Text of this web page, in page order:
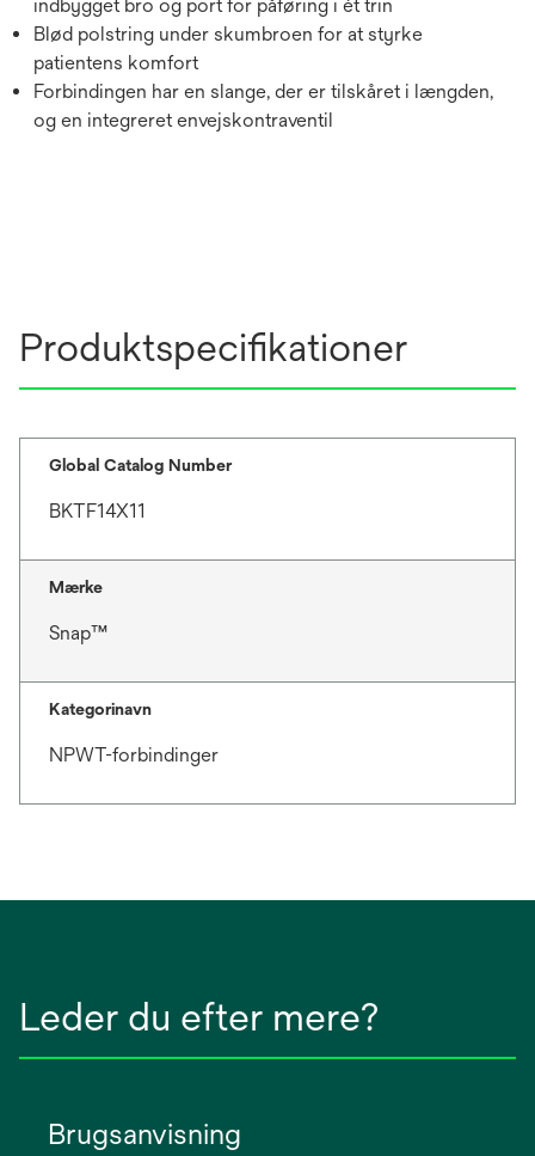
indbygget bro og port for påføring i ét trin
Blød polstring under skumbroen for at styrke
patientens komfort
Forbindingen har en slange, der er tilskåret i længden,
og en integreret envejskontraventil
Produktspecifikationer
Global Catalog Number
BKTF14X11
Mærke
Snap™
Kategorinavn
NPWT-forbindinger
Leder du efter mere?
Brugsanvisning